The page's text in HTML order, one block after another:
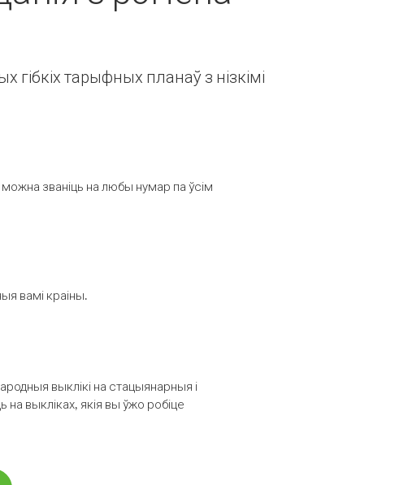
тарыфных планаў з нізкімі
званіць на любы нумар па ўсім
вамі краіны.
выклікі на стацыянарныя і
выкліках, якія вы ўжо робіце